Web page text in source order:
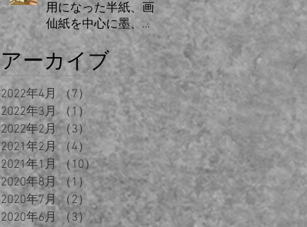
用になった半紙、画
仙紙を中心に墨、
硯、関連図書など大
量の書道具を出張買
取いたしました。
アーカイブ
2022年4月 （7）
7件の記事
2022年3月 （1）
1件の記事
2022年2月 （3）
3件の記事
2021年2月 （4）
4件の記事
2021年1月 （10）10件の記事
2020年8月 （1）
1件の記事
2020年7月 （2）2件の記事
2020年6月
（3） 3件の記事